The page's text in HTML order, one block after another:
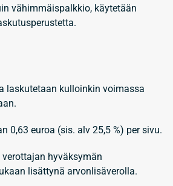
vähimmäispalkkio, käytetään
laskutetaan kulloinkin voimassa
0,63 euroa (sis. alv 25,5 %) per sivu.
hyväksymän
lisättynä arvonlisäverolla.